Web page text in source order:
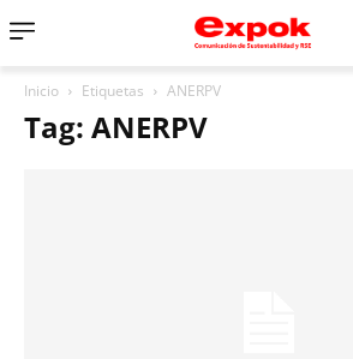
Inicio Etiquetas ANERPV
Tag: ANERPV